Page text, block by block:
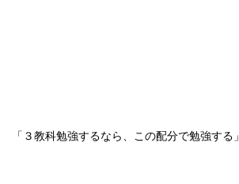
「３教科勉強するなら、この配分で勉強する」